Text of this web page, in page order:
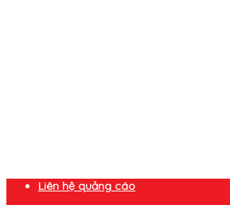
Liên hệ quảng cáo